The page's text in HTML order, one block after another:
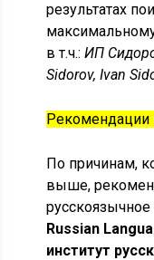
результатах
в т.ч.:ИП
Sidorov, Ivan
Рекомендации
По причинам,
выше,
русскоязычное
Russian
институт